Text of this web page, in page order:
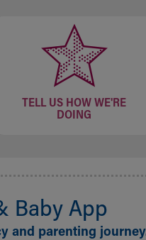
TELL US HOW WE'RE
DOING
Baby App
and parenting